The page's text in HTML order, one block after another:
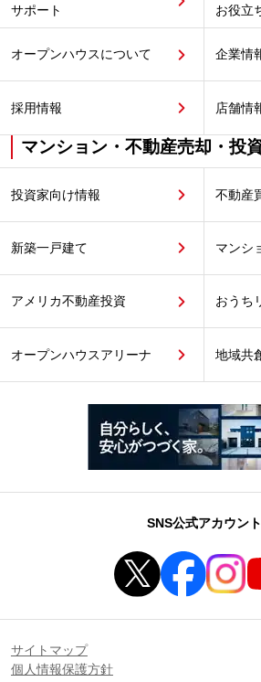
サポート
お役立
オープンハウスについて 企業情
採用情報 店舗情
マンション・不動産売却・投
投資家向け情報 不動産
新築一戸建て マンシ
アメリカ不動産投資 おうち
オープンハウスアリーナ 地域共
SNS公式アカウント
サイトマップ
個人情報保護方針